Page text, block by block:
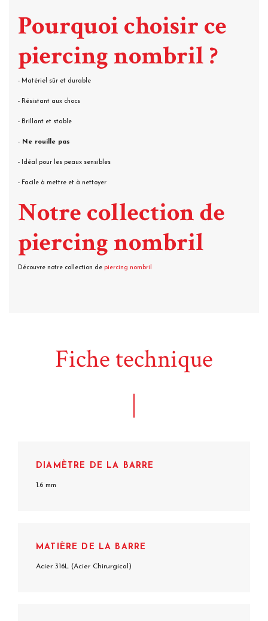
Pourquoi choisir ce
piercing nombril ?
- Matériel sûr et durable
- Résistant aux chocs
- Brillant et stable
- Ne rouille pas
- Idéal pour les peaux sensibles
- Facile à mettre et à nettoyer
Notre collection de
piercing nombril
Découvre notre collection de piercing nombril
Fiche technique
DIAMÈTRE DE LA BARRE
1.6 mm
MATIÈRE DE LA BARRE
Acier 316L (Acier Chirurgical)